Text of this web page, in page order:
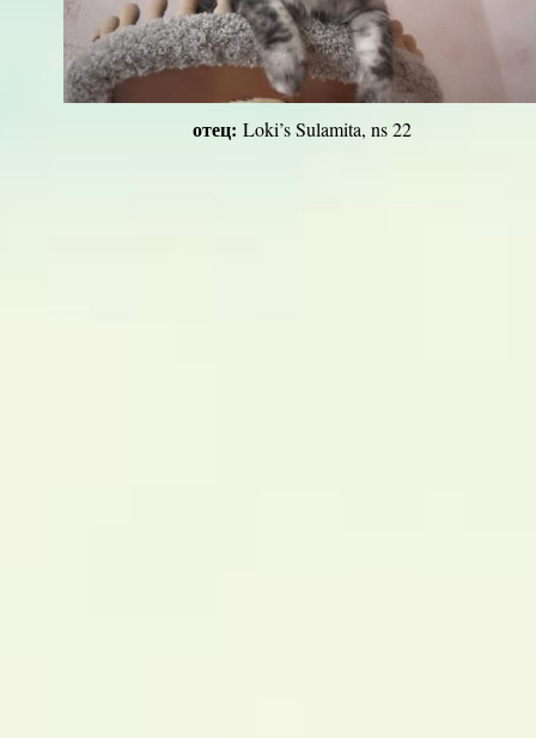
отец: Loki’s Sulamita, ns 22